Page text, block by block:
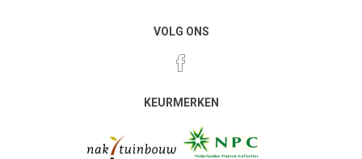
VOLG ONS
KEURMERKEN